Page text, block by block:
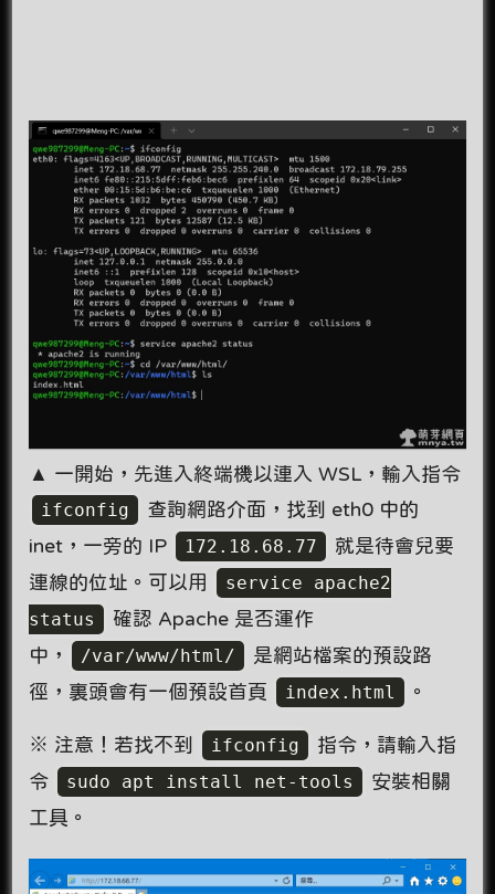
▲ 一開始，先進入終端機以連入 WSL，輸入指令
ifconfig
查詢網路介面，找到 eth0 中的
inet，一旁的 IP
172.18.68.77
就是待會兒要
連線的位址。可以用
service apache2
status
確認 Apache 是否運作
中，
/var/www/html/
是網站檔案的預設路
徑，裏頭會有一個預設首頁
index.html 。
※ 注意！若找不到 ifconfig
指令，請輸入指
令
sudo apt install net-tools
安裝相關
工具。